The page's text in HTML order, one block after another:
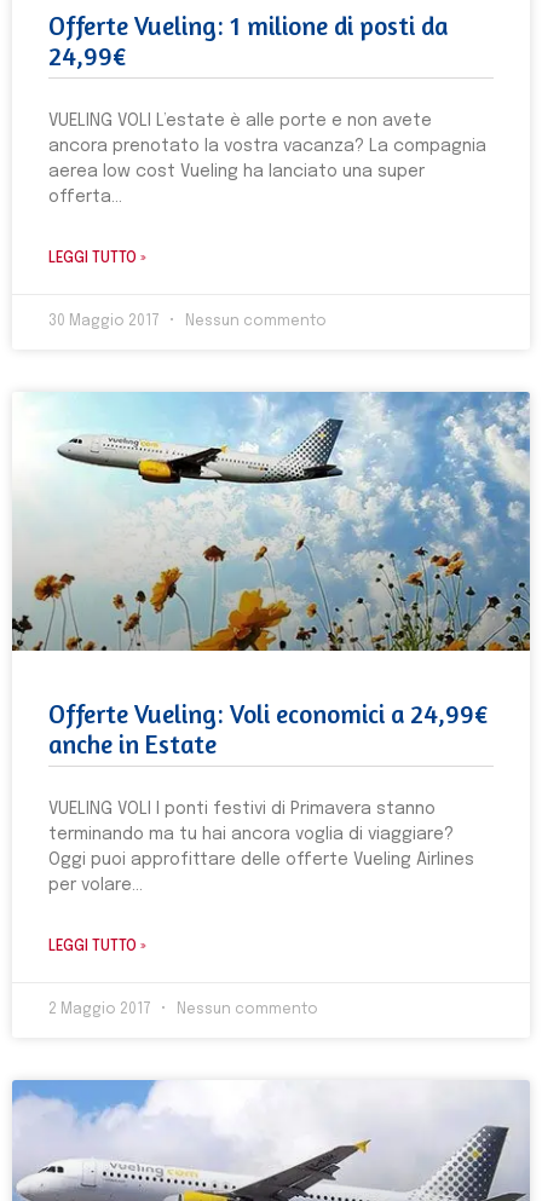
Offerte Vueling: 1 milione di posti da
24,99€
VUELING VOLI L’estate è alle porte e non avete
ancora prenotato la vostra vacanza? La compagnia
aerea low cost Vueling ha lanciato una super
offerta
LEGGI TUTTO »
30 Maggio 2017 Nessun commento
Offerte Vueling: Voli economici a 24,99€
anche in Estate
VUELING VOLI I ponti festivi di Primavera stanno
terminando ma tu hai ancora voglia di viaggiare?
Oggi puoi approfittare delle offerte Vueling Airlines
per volare
LEGGI TUTTO »
2 Maggio 2017 Nessun commento